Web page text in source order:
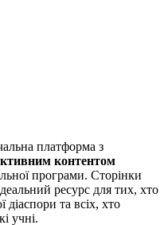
платформа з
контентом
програми. Сторінки
ресурс для тих, хто
діаспори та всіх, хто
учні.